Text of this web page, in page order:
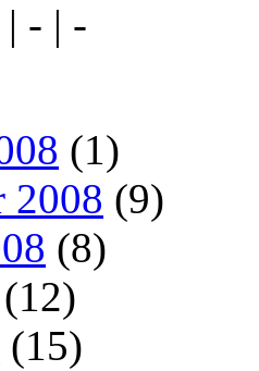
| - | -
(1)
2008 (9)
(8)
(12)
(15)